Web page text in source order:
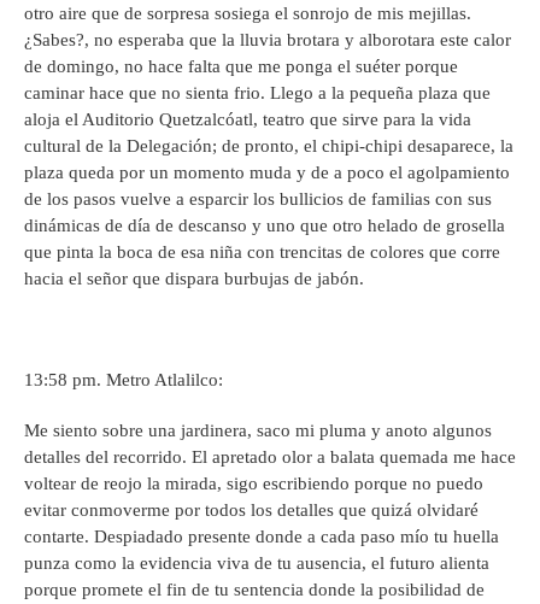
otro aire que de sorpresa sosiega el sonrojo de mis mejillas.
¿Sabes?, no esperaba que la lluvia brotara y alborotara este calor
de domingo, no hace falta que me ponga el suéter porque
caminar hace que no sienta frio. Llego a la pequeña plaza que
aloja el Auditorio Quetzalcóatl, teatro que sirve para la vida
cultural de la Delegación; de pronto, el chipi-chipi desaparece, la
plaza queda por un momento muda y de a poco el agolpamiento
de los pasos vuelve a esparcir los bullicios de familias con sus
dinámicas de día de descanso y uno que otro helado de grosella
que pinta la boca de esa niña con trencitas de colores que corre
hacia el señor que dispara burbujas de jabón.
13:58 pm. Metro Atlalilco:
Me siento sobre una jardinera, saco mi pluma y anoto algunos
detalles del recorrido. El apretado olor a balata quemada me hace
voltear de reojo la mirada, sigo escribiendo porque no puedo
evitar conmoverme por todos los detalles que quizá olvidaré
contarte. Despiadado presente donde a cada paso mío tu huella
punza como la evidencia viva de tu ausencia, el futuro alienta
porque promete el fin de tu sentencia donde la posibilidad de